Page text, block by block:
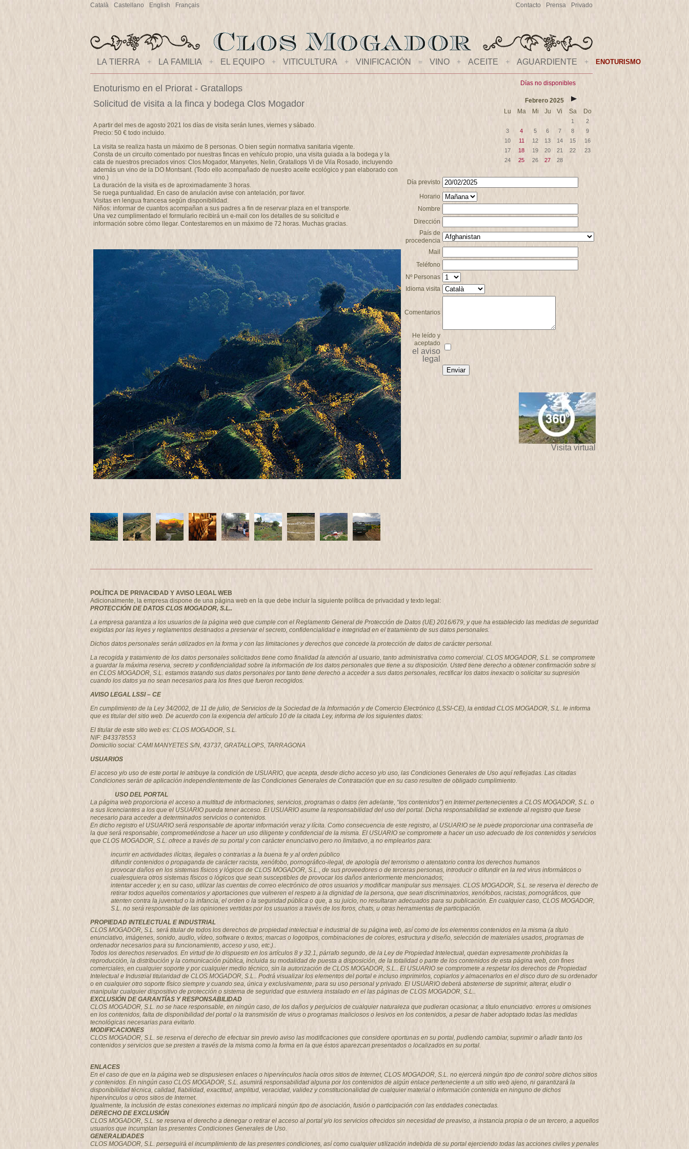
Català Castellano English Français Privado
Prensa
Contacto
LA TIERRA + LA FAMILIA + EL EQUIPO + VITICULTURA + VINIFICACIÓN = VINO + ACEITE + AGUARDIENTE + ENOTURISMO
Enoturismo en el Priorat - Gratallops
Solicitud de visita a la finca y bodega Clos Mogador
A partir del mes de agosto 2021 los días de visita serán lunes, viernes y sábado.
Precio: 50 € todo incluido.
La visita se realiza hasta un máximo de 8 personas. O bien según normativa sanitaria vigente.
Consta de un circuito comentado por nuestras fincas en vehículo propio, una visita guiada a la bodega y la
cata de nuestros preciados vinos: Clos Mogador, Manyetes, Nelin, Gratallops Vi de Vila Rosado, incluyendo
además un vino de la DO Montsant. (Todo ello acompañado de nuestro aceite ecológico y pan elaborado con
vino.)
La duración de la visita es de aproximadamente 3 horas.
Se ruega puntualidad. En caso de anulación avise con antelación, por favor.
Visitas en lengua francesa según disponibilidad.
Niños: informar de cuantos acompañan a sus padres a fin de reservar plaza en el transporte.
Una vez cumplimentado el formulario recibirá un e-mail con los detalles de su solicitud e
información sobre cómo llegar. Contestaremos en un máximo de 72 horas. Muchas gracias.
Días no disponibles
Febrero 2025
Lu
Ma Mi Ju Vi Sa Do
1
2
3
4 5 6 7 8
9
10
11 12 13 14 15
16
17
18 19 20 21 22
23
24
25 26 27 28
Día previsto
Horario
Nombre
Dirección
País de
procedencia
Mail
Teléfono
Nº Personas
Idioma visita
Comentarios
He leído y
aceptado
el aviso
legal
Visita virtual
POLÍTICA DE PRIVACIDAD Y AVISO LEGAL WEB
Adicionalmente, la empresa dispone de una página web en la que debe incluir la siguiente política de privacidad y texto legal:
PROTECCIÓN DE DATOS CLOS MOGADOR, S.L..
La empresa garantiza a los usuarios de la página web que cumple con el Reglamento General de Protección de Datos (UE) 2016/679, y que ha establecido las medidas de seguridad
exigidas por las leyes y reglamentos destinados a preservar el secreto, confidencialidad e integridad en el tratamiento de sus datos personales.
Dichos datos personales serán utilizados en la forma y con las limitaciones y derechos que concede la protección de datos de carácter personal.
La recogida y tratamiento de los datos personales solicitados tiene como finalidad la atención al usuario, tanto administrativa como comercial. CLOS MOGADOR, S.L. se compromete
a guardar la máxima reserva, secreto y confidencialidad sobre la información de los datos personales que tiene a su disposición. Usted tiene derecho a obtener confirmación sobre si
en CLOS MOGADOR, S.L. estamos tratando sus datos personales por tanto tiene derecho a acceder a sus datos personales, rectificar los datos inexacto o solicitar su supresión
cuando los datos ya no sean necesarios para los fines que fueron recogidos.
AVISO LEGAL LSSI – CE
En cumplimiento de la Ley 34/2002, de 11 de julio, de Servicios de la Sociedad de la Información y de Comercio Electrónico (LSSI-CE), la entidad CLOS MOGADOR, S.L. le informa
que es titular del sitio web. De acuerdo con la exigencia del artículo 10 de la citada Ley, informa de los siguientes datos:
El titular de este sitio web es: CLOS MOGADOR, S.L.
NIF: B43378553
Domicilio social: CAMI MANYETES S/N, 43737, GRATALLOPS, TARRAGONA
USUARIOS
El acceso y/o uso de este portal le atribuye la condición de USUARIO, que acepta, desde dicho acceso y/o uso, las Condiciones Generales de Uso aquí reflejadas. Las citadas
Condiciones serán de aplicación independientemente de las Condiciones Generales de Contratación que en su caso resulten de obligado cumplimiento.
USO DEL PORTAL
La página web proporciona el acceso a multitud de informaciones, servicios, programas o datos (en adelante, “los contenidos”) en Internet pertenecientes a CLOS MOGADOR, S.L. o
a sus licenciantes a los que el USUARIO pueda tener acceso. El USUARIO asume la responsabilidad del uso del portal. Dicha responsabilidad se extiende al registro que fuese
necesario para acceder a determinados servicios o contenidos.
En dicho registro el USUARIO será responsable de aportar información veraz y lícita. Como consecuencia de este registro, al USUARIO se le puede proporcionar una contraseña de
la que será responsable, comprometiéndose a hacer un uso diligente y confidencial de la misma. El USUARIO se compromete a hacer un uso adecuado de los contenidos y servicios
que CLOS MOGADOR, S.L. ofrece a través de su portal y con carácter enunciativo pero no limitativo, a no emplearlos para:
incurrir en actividades ilícitas, ilegales o contrarias a la buena fe y al orden público
difundir contenidos o propaganda de carácter racista, xenófobo, pornográfico-ilegal, de apología del terrorismo o atentatorio contra los derechos humanos
provocar daños en los sistemas físicos y lógicos de CLOS MOGADOR, S.L., de sus proveedores o de terceras personas, introducir o difundir en la red virus informáticos o
cualesquiera otros sistemas físicos o lógicos que sean susceptibles de provocar los daños anteriormente mencionados;
intentar acceder y, en su caso, utilizar las cuentas de correo electrónico de otros usuarios y modificar manipular sus mensajes. CLOS MOGADOR, S.L. se reserva el derecho de
retirar todos aquellos comentarios y aportaciones que vulneren el respeto a la dignidad de la persona, que sean discriminatorios, xenófobos, racistas, pornográficos, que
atenten contra la juventud o la infancia, el orden o la seguridad pública o que, a su juicio, no resultaran adecuados para su publicación. En cualquier caso, CLOS MOGADOR,
S.L. no será responsable de las opiniones vertidas por los usuarios a través de los foros, chats, u otras herramientas de participación.
PROPIEDAD INTELECTUAL E INDUSTRIAL
CLOS MOGADOR, S.L. será titular de todos los derechos de propiedad intelectual e industrial de su página web, así como de los elementos contenidos en la misma (a título
enunciativo, imágenes, sonido, audio, vídeo, software o textos; marcas o logotipos, combinaciones de colores, estructura y diseño, selección de materiales usados, programas de
ordenador necesarios para su funcionamiento, acceso y uso, etc.)..
Todos los derechos reservados. En virtud de lo dispuesto en los artículos 8 y 32.1, párrafo segundo, de la Ley de Propiedad Intelectual, quedan expresamente prohibidas la
reproducción, la distribución y la comunicación pública, incluida su modalidad de puesta a disposición, de la totalidad o parte de los contenidos de esta página web, con fines
comerciales, en cualquier soporte y por cualquier medio técnico, sin la autorización de CLOS MOGADOR, S.L.. El USUARIO se compromete a respetar los derechos de Propiedad
Intelectual e Industrial titularidad de CLOS MOGADOR, S.L.. Podrá visualizar los elementos del portal e incluso imprimirlos, copiarlos y almacenarlos en el disco duro de su ordenador
o en cualquier otro soporte físico siempre y cuando sea, única y exclusivamente, para su uso personal y privado. El USUARIO deberá abstenerse de suprimir, alterar, eludir o
manipular cualquier dispositivo de protección o sistema de seguridad que estuviera instalado en el las páginas de CLOS MOGADOR, S.L..
EXCLUSIÓN DE GARANTÍAS Y RESPONSABILIDAD
CLOS MOGADOR, S.L. no se hace responsable, en ningún caso, de los daños y perjuicios de cualquier naturaleza que pudieran ocasionar, a título enunciativo: errores u omisiones
en los contenidos, falta de disponibilidad del portal o la transmisión de virus o programas maliciosos o lesivos en los contenidos, a pesar de haber adoptado todas las medidas
tecnológicas necesarias para evitarlo.
MODIFICACIONES
CLOS MOGADOR, S.L. se reserva el derecho de efectuar sin previo aviso las modificaciones que considere oportunas en su portal, pudiendo cambiar, suprimir o añadir tanto los
contenidos y servicios que se presten a través de la misma como la forma en la que éstos aparezcan presentados o localizados en su portal.
ENLACES
En el caso de que en la página web se dispusiesen enlaces o hipervínculos hacía otros sitios de Internet, CLOS MOGADOR, S.L. no ejercerá ningún tipo de control sobre dichos sitios
y contenidos. En ningún caso CLOS MOGADOR, S.L. asumirá responsabilidad alguna por los contenidos de algún enlace perteneciente a un sitio web ajeno, ni garantizará la
disponibilidad técnica, calidad, fiabilidad, exactitud, amplitud, veracidad, validez y constitucionalidad de cualquier material o información contenida en ninguno de dichos
hipervínculos u otros sitios de Internet.
Igualmente, la inclusión de estas conexiones externas no implicará ningún tipo de asociación, fusión o participación con las entidades conectadas.
DERECHO DE EXCLUSIÓN
CLOS MOGADOR, S.L. se reserva el derecho a denegar o retirar el acceso al portal y/o los servicios ofrecidos sin necesidad de preaviso, a instancia propia o de un tercero, a aquellos
usuarios que incumplan las presentes Condiciones Generales de Uso.
GENERALIDADES
CLOS MOGADOR, S.L. perseguirá el incumplimiento de las presentes condiciones, así como cualquier utilización indebida de su portal ejerciendo todas las acciones civiles y penales